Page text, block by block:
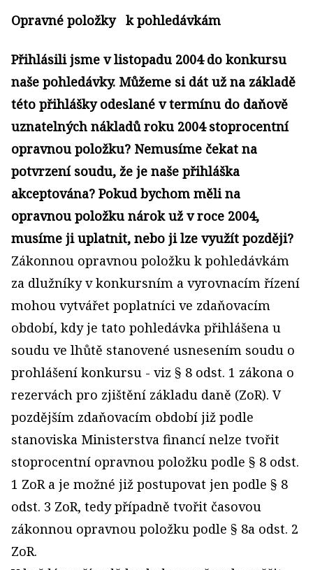
Opravné položky k pohledávkám
Přihlásili jsme v listopadu 2004 do konkursu
naše pohledávky. Můžeme si dát už na základě
této přihlášky odeslané v termínu do daňově
uznatelných nákladů roku 2004 stoprocentní
opravnou položku? Nemusíme čekat na
potvrzení soudu, že je naše přihláška
akceptována? Pokud bychom měli na
opravnou položku nárok už v roce 2004,
musíme ji uplatnit, nebo ji lze využít později?
Zákonnou opravnou položku k pohledávkám
za dlužníky v konkursním a vyrovnacím řízení
mohou vytvářet poplatníci ve zdaňovacím
období, kdy je tato pohledávka přihlášena u
soudu ve lhůtě stanovené usnesením soudu o
prohlášení konkursu - viz § 8 odst. 1 zákona o
rezervách pro zjištění základu daně (ZoR). V
pozdějším zdaňovacím období již podle
stanoviska Ministerstva financí nelze tvořit
stoprocentní opravnou položku podle § 8 odst.
1 ZoR a je možné již postupovat jen podle § 8
odst. 3 ZoR, tedy případně tvořit časovou
zákonnou opravnou položku podle § 8a odst. 2
ZoR.